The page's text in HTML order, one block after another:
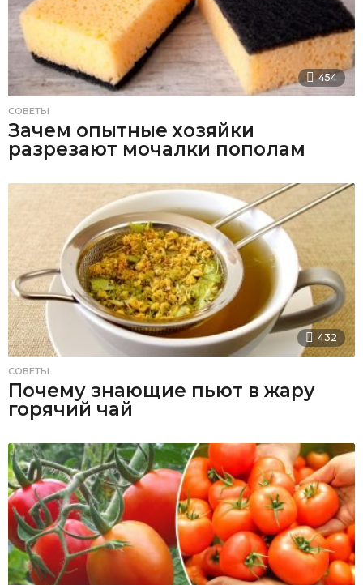
454
СОВЕТЫ
Зачем опытные хозяйки
разрезают мочалки пополам
432
СОВЕТЫ
Почему знающие пьют в жару
горячий чай